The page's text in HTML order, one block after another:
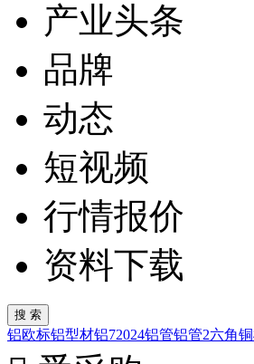
产业头条
品牌
动态
短视频
行情报价
资料下载
铝欧标铝型材铝72024铝管铝管2六角